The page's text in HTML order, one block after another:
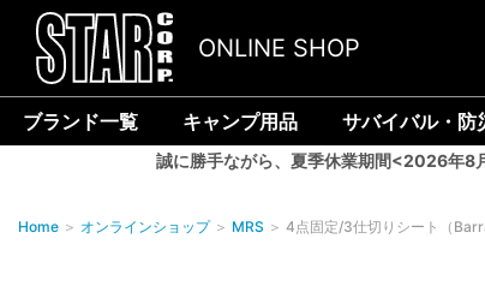
ONLINE SHOP
ブランド一覧 キャンプ用品 サバイバル・防
誠に勝手ながら、夏季休業期間<2026年8
Home ＞ オンラインショップ ＞ MRS ＞ 4点固定/3仕切りシート（